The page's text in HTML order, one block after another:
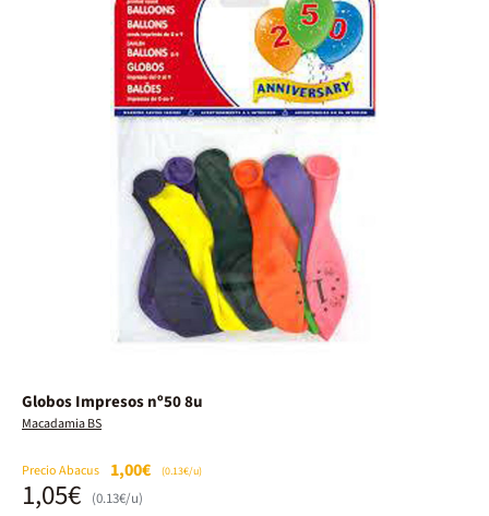
Globos Impresos nº50 8u
Macadamia BS
Precio Abacus 1,00€ (0.13€/u)
1,05€ (0.13€/u)